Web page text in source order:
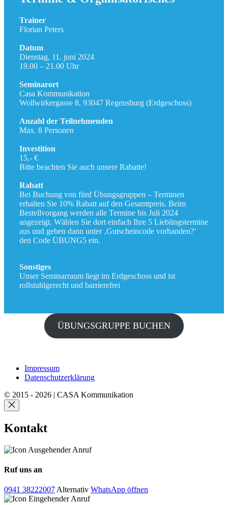
Trainer
Florian Peters
Datum
Dienstag, 11. juni 2024
19.00 – 21.00 Uhr
Seminarort
Casa Kommunikation
Wollwirkergasse 8, 93047 Regensburg (Erdgeschoss)
Anzahl der Teilnehmenden
Max. 8 Personen
Investition
15,- €
Bitte beachten Sie auch unsere Rabatte!
Rabatt
Bei Buchung von fünf Übungsgruppen – Terminen
erhalten Sie 10% Rabatt auf den Gesamtpreis. Beim
Bestellvorgang werden alle Termine bis Juli 2024
angezeigt. Wählen Sie dort einfach Ihre 5 Lieblingstermine
aus und geben dann unter ‚Gutscheincode vorhanden?‘
den Code ÜBUNG5 ein.
Sonstiges
Unser Seminarraum liegt im Erdgeschoss und ist
rollstuhlgerecht und barrierefrei
ÜBUNGSGRUPPE BUCHEN
Impressum
Datenschutzerklärung
© 2015 - 2026 | CASA Kommunikation
Kontakt
Ruf uns an
0941 38222007Alternativ WhatsApp öffnen